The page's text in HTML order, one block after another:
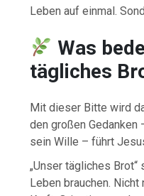
Leben auf einmal.
Was
tägliches
Mit dieser Bitte wird
den großen Gedanken
sein Wille – führt
„Unser tägliches
Leben brauchen. Nicht